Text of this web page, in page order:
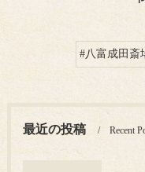
#八富成田斎
最近の投稿 Recent